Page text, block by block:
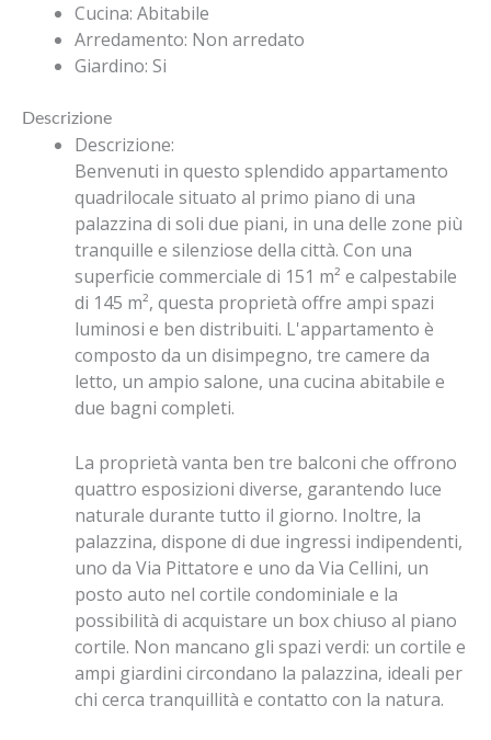
Cucina: Abitabile
Arredamento: Non arredato
Giardino: Si
Descrizione
Descrizione:
Benvenuti in questo splendido appartamento
quadrilocale situato al primo piano di una
palazzina di soli due piani, in una delle zone più
tranquille e silenziose della città. Con una
superficie commerciale di 151 m² e calpestabile
di 145 m², questa proprietà offre ampi spazi
luminosi e ben distribuiti. L'appartamento è
composto da un disimpegno, tre camere da
letto, un ampio salone, una cucina abitabile e
due bagni completi.
La proprietà vanta ben tre balconi che offrono
quattro esposizioni diverse, garantendo luce
naturale durante tutto il giorno. Inoltre, la
palazzina, dispone di due ingressi indipendenti,
uno da Via Pittatore e uno da Via Cellini, un
posto auto nel cortile condominiale e la
possibilità di acquistare un box chiuso al piano
cortile. Non mancano gli spazi verdi: un cortile e
ampi giardini circondano la palazzina, ideali per
chi cerca tranquillità e contatto con la natura.